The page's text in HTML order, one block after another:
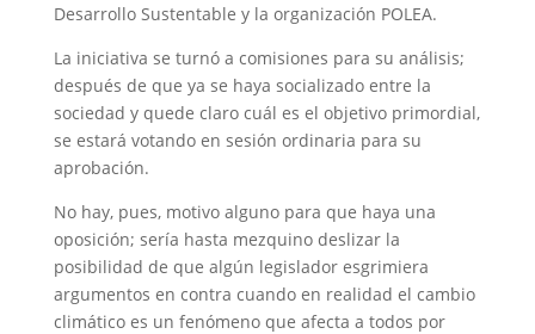
Desarrollo Sustentable y la organización POLEA.
La iniciativa se turnó a comisiones para su análisis;
después de que ya se haya socializado entre la
sociedad y quede claro cuál es el objetivo primordial,
se estará votando en sesión ordinaria para su
aprobación.
No hay, pues, motivo alguno para que haya una
oposición; sería hasta mezquino deslizar la
posibilidad de que algún legislador esgrimiera
argumentos en contra cuando en realidad el cambio
climático es un fenómeno que afecta a todos por